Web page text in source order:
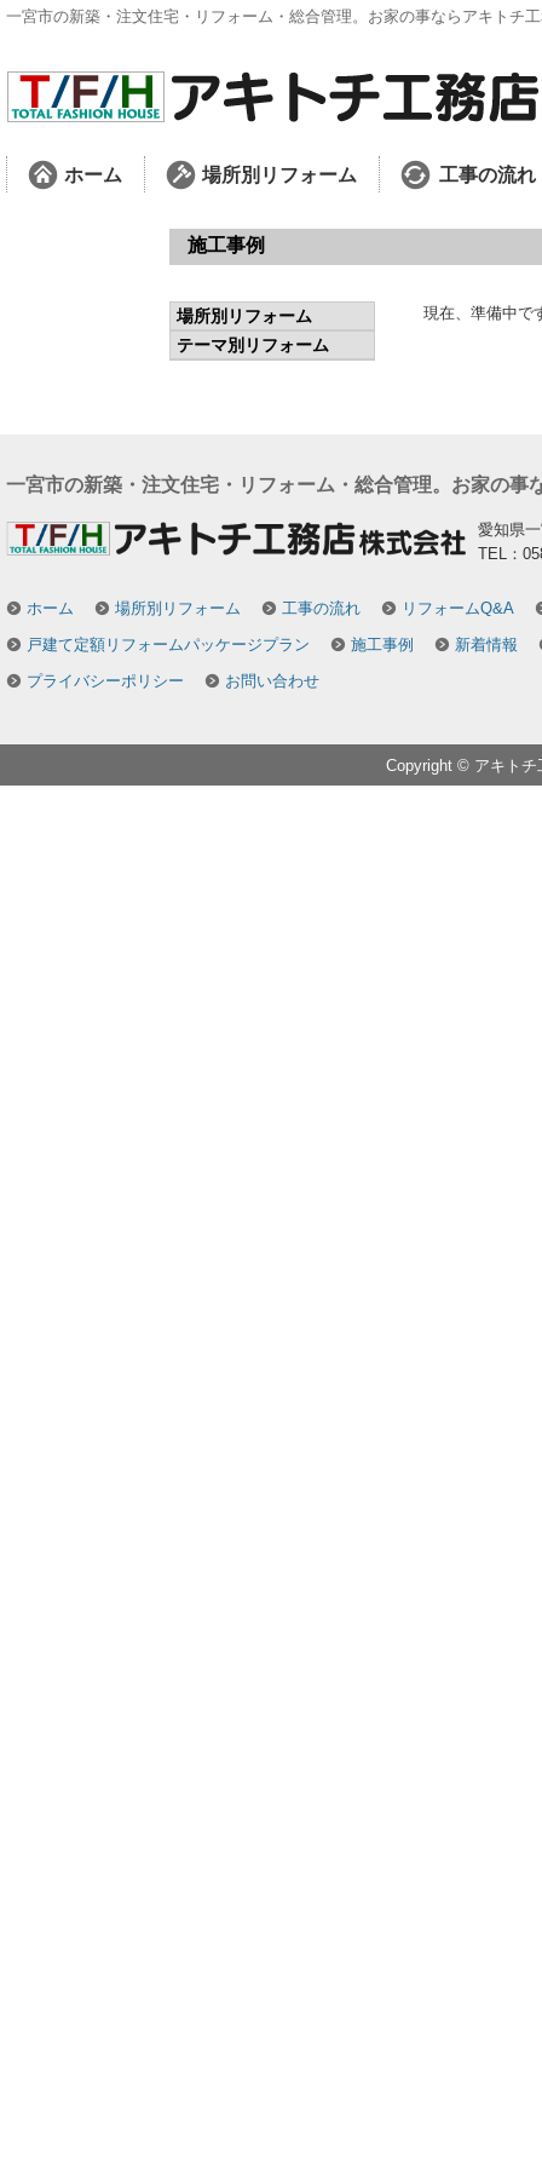
一宮市の新築・注文住宅・リフォーム・総合管理。お家の事ならアキトチ
ホーム 場所別リフォーム 工事の流れ
施工事例
場所別リフォーム
テーマ別リフォーム
現在、準備中で
一宮市の新築・注文住宅・リフォーム・総合管理。お家の事
愛知県
TEL：
ホーム 場所別リフォーム 工事の流れ
リフォームQ&A
戸建て定額リフォームパッケージプラン
施工事例
新着情報
プライバシーポリシー
お問い合わせ
Copyright © アキトチ